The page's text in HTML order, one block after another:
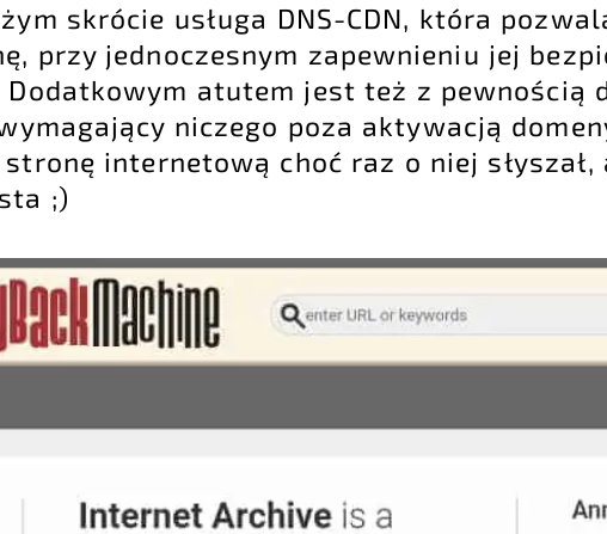
skrócie usługa DNS-CDN, która
przy jednoczesnym zapewnieniu jej
atutem jest też z pewnością
niczego poza aktywacją
internetową choć raz o niej słyszał,
;)